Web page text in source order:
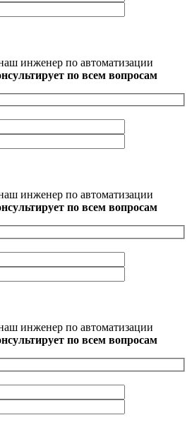
инженер по автоматизации
по всем вопросам
инженер по автоматизации
по всем вопросам
инженер по автоматизации
по всем вопросам